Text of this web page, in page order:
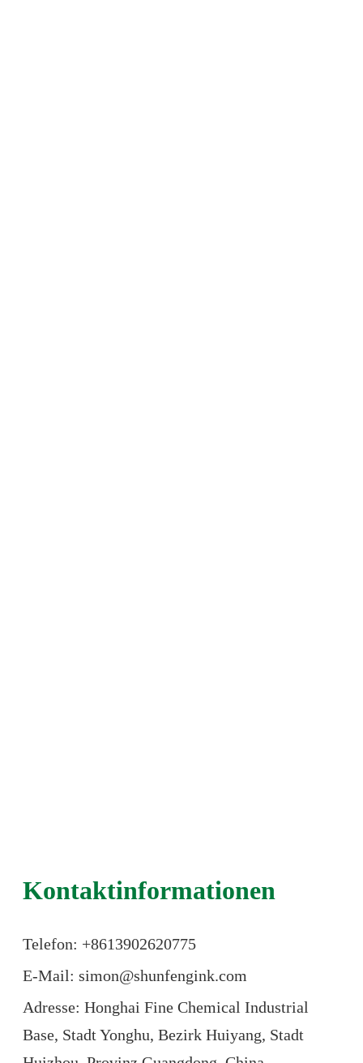
Kontaktinformationen
Telefon: +8613902620775
E-Mail: simon@shunfengink.com
Adresse: Honghai Fine Chemical Industrial
Base, Stadt Yonghu, Bezirk Huiyang, Stadt